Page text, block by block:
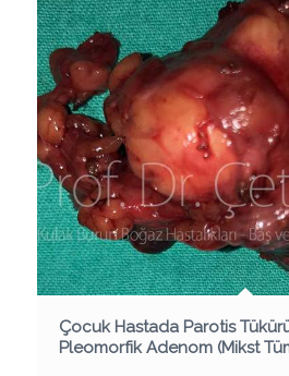
Çocuk Hastada Parotis
Pleomorfik Adenom (Mikst